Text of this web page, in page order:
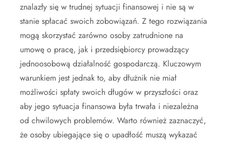
znalazły się w trudnej sytuacji finansowej i nie są w
stanie spłacać swoich zobowiązań. Z tego rozwiązania
mogą skorzystać zarówno osoby zatrudnione na
umowę o pracę, jak i przedsiębiorcy prowadzący
jednoosobową działalność gospodarczą. Kluczowym
warunkiem jest jednak to, aby dłużnik nie miał
możliwości spłaty swoich długów w przyszłości oraz
aby jego sytuacja finansowa była trwała i niezależna
od chwilowych problemów. Warto również zaznaczyć,
że osoby ubiegające się o upadłość muszą wykazać